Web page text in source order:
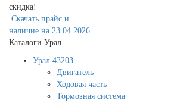
скидка!
Скачать прайс и
наличие на 23.04.2026
Каталоги Урал
Урал 43203
Двигатель
Ходовая часть
Тормозная система